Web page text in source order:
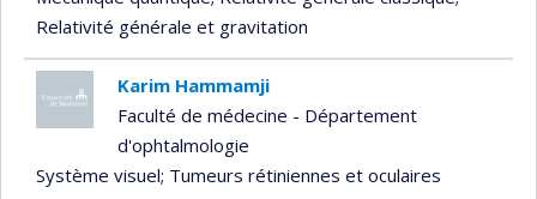
Relativité générale et gravitation
Karim Hammamji
Faculté de médecine - Département
d'ophtalmologie
Système visuel; Tumeurs rétiniennes et oculaires